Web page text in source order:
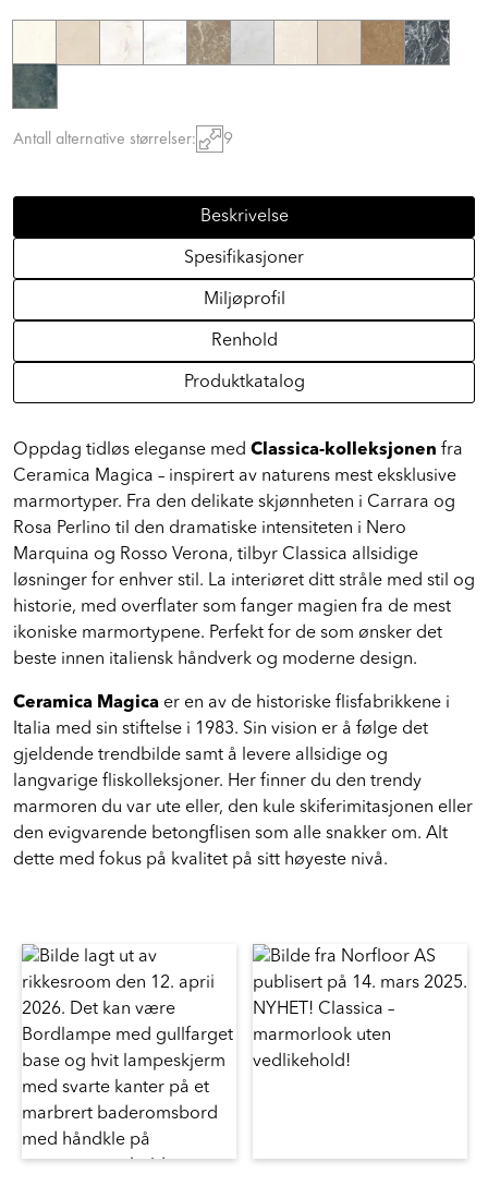
Antall alternative størrelser: 9
Beskrivelse
Spesifikasjoner
Miljøprofil
Renhold
Produktkatalog
Oppdag tidløs eleganse med Classica-kolleksjonen fra
Ceramica Magica – inspirert av naturens mest eksklusive
marmortyper. Fra den delikate skjønnheten i Carrara og
Rosa Perlino til den dramatiske intensiteten i Nero
Marquina og Rosso Verona, tilbyr Classica allsidige
løsninger for enhver stil. La interiøret ditt stråle med stil og
historie, med overflater som fanger magien fra de mest
ikoniske marmortypene. Perfekt for de som ønsker det
beste innen italiensk håndverk og moderne design.
Ceramica Magica er en av de historiske flisfabrikkene i
Italia med sin stiftelse i 1983. Sin vision er å følge det
gjeldende trendbilde samt å levere allsidige og
langvarige fliskolleksjoner. Her finner du den trendy
marmoren du var ute eller, den kule skiferimitasjonen eller
den evigvarende betongflisen som alle snakker om. Alt
dette med fokus på kvalitet på sitt høyeste nivå.